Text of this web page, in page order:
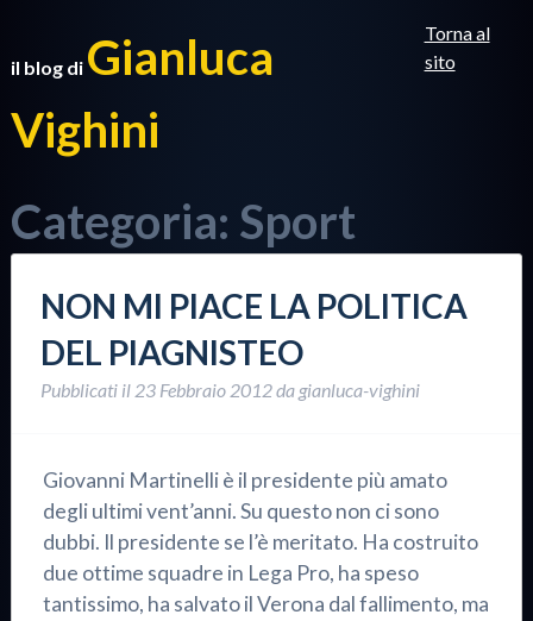
il blog di Gianluca
Vighini
Torna al
sito
Categoria: Sport
NON MI PIACE LA POLITICA
DEL PIAGNISTEO
Pubblicati il 23 Febbraio 2012da gianluca-vighini
Giovanni Martinelli è il presidente più amato
degli ultimi vent’anni. Su questo non ci sono
dubbi. Il presidente se l’è meritato. Ha costruito
due ottime squadre in Lega Pro, ha speso
tantissimo, ha salvato il Verona dal fallimento, ma